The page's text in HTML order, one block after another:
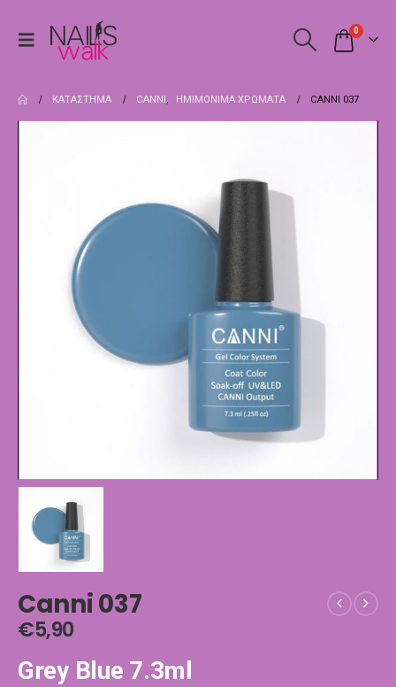
0
ΚΑΤΆΣΤΗΜΑ CANNI, ΗΜΙΜΌΝΙΜΑ ΧΡΏΜΑΤΑ CANNI 037
Canni 037
€5,90
Grey Blue 7.3ml